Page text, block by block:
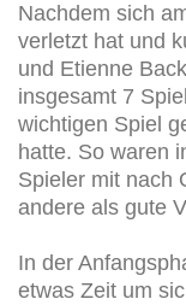
Nachdem sich
verletzt hat und
und Etienne
insgesamt 7
wichtigen Spiel
hatte. So waren
Spieler mit nach
andere als gute
In der
etwas Zeit um